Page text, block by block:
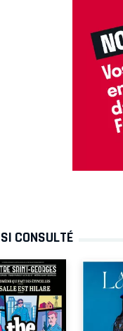
CONSULTÉ